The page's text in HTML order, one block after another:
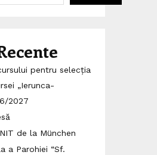
pentru selecția
„Ierunca-
2027
de la München
a Parohiei “Sf.